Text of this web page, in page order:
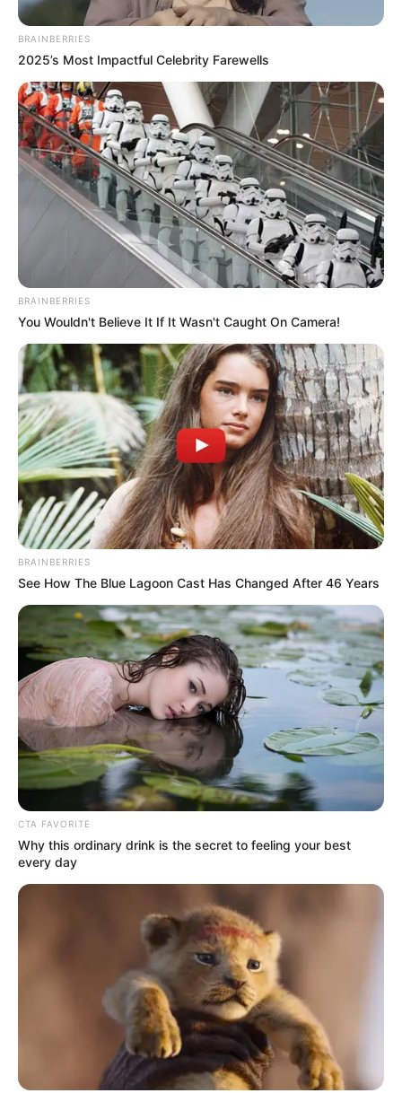
BRAINBERRIES
2025’s Most Impactful Celebrity Farewells
BRAINBERRIES
You Wouldn't Believe It If It Wasn't Caught On Camera!
BRAINBERRIES
See How The Blue Lagoon Cast Has Changed After 46 Years
CTA FAVORITE
Why this ordinary drink is the secret to feeling your best
every day